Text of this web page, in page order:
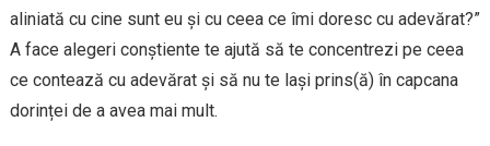
aliniată cu cine sunt eu și cu ceea ce îmi doresc cu adevărat?”
A face alegeri conștiente te ajută să te concentrezi pe ceea
ce contează cu adevărat și să nu te lași prins(ă) în capcana
dorinței de a avea mai mult.